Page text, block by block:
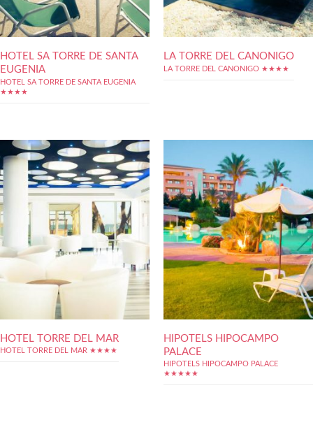
HOTEL SA TORRE DE SANTA
EUGENIA
HOTEL SA TORRE DE SANTA EUGENIA
★★★★
LA TORRE DEL CANONIGO
LA TORRE DEL CANONIGO ★★★★
HOTEL TORRE DEL MAR
HOTEL TORRE DEL MAR ★★★★
HIPOTELS HIPOCAMPO
PALACE
HIPOTELS HIPOCAMPO PALACE
★★★★★